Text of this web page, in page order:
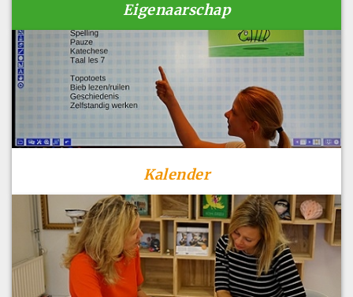
Eigenaarschap
Kalender